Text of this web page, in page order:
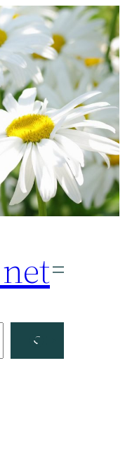
Facebook